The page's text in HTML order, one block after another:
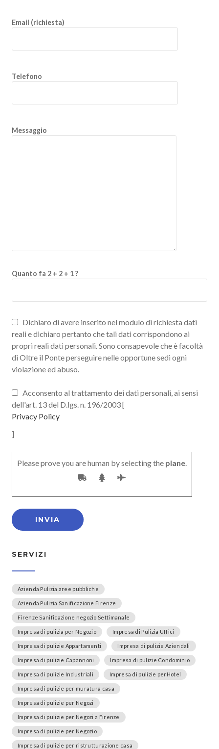
Email (richiesta)
Telefono
Messaggio
Quanto fa 2 + 2 + 1 ?
Dichiaro di avere inserito nel modulo di richiesta dati
reali e dichiaro pertanto che tali dati corrispondono ai
propri reali dati personali. Sono consapevole che è facoltà
di Oltre il Ponte perseguire nelle opportune sedi ogni
violazione ed abuso.
Acconsento al trattamento dei dati personali, ai sensi
dell'art. 13 del D.lgs. n. 196/2003 [
Privacy Policy
]
Please prove you are human by selecting the plane.
SERVIZI
Azienda Pulizia aree pubbliche
Azienda Pulizia Sanificazione Firenze
Firenze Sanificazione negozio Settimanale
Impresa di pulizia per Negozio Impresa di Pulizia Uffici
Impresa di pulizie Appartamenti Impresa di pulizie Aziendali
Impresa di pulizie Capannoni Impresa di pulizie Condominio
Impresa di pulizie Industriali Impresa di pulizie perHotel
Impresa di pulizie per muratura casa
Impresa di pulizie per Negozi
Impresa di pulizie per Negozi a Firenze
Impresa di pulizie per Negozio
Impresa di pulizie per ristrutturazione casa